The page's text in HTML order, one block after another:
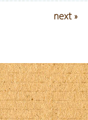
next »